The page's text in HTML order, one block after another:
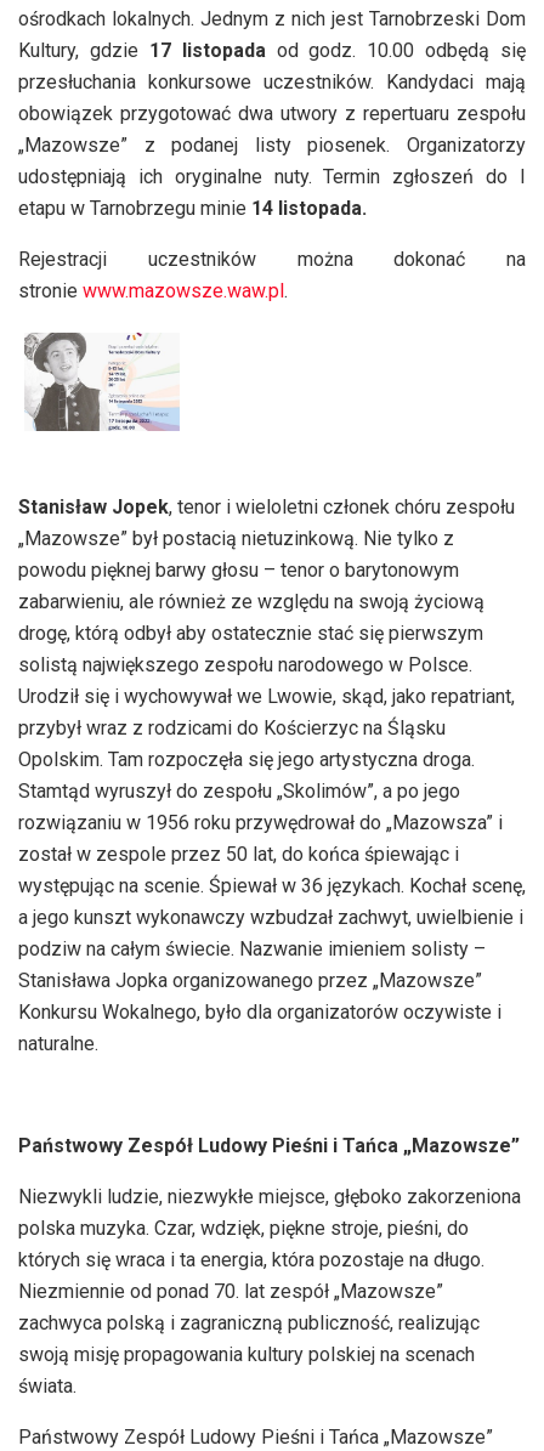
ośrodkach lokalnych. Jednym z nich jest Tarnobrzeski Dom
Kultury, gdzie 17 listopadaod godz. 10.00 odbędą się
przesłuchania konkursowe uczestników. Kandydaci mają
obowiązek przygotować dwa utwory z repertuaru zespołu
„Mazowsze” z podanej listy piosenek. Organizatorzy
udostępniają ich oryginalne nuty. Termin zgłoszeń do I
etapu w Tarnobrzegu minie 14 listopada.
Rejestracji uczestników można dokonać na
stronie www.mazowsze.waw.pl.
Stanisław Jopek, tenor i wieloletni członek chóru zespołu
„Mazowsze” był postacią nietuzinkową. Nie tylko z
powodu pięknej barwy głosu – tenor o barytonowym
zabarwieniu, ale również ze względu na swoją życiową
drogę, którą odbył aby ostatecznie stać się pierwszym
solistą największego zespołu narodowego w Polsce.
Urodził się i wychowywał we Lwowie, skąd, jako repatriant,
przybył wraz z rodzicami do Kościerzyc na Śląsku
Opolskim. Tam rozpoczęła się jego artystyczna droga.
Stamtąd wyruszył do zespołu „Skolimów”, a po jego
rozwiązaniu w 1956 roku przywędrował do „Mazowsza” i
został w zespole przez 50 lat, do końca śpiewając i
występując na scenie. Śpiewał w 36 językach. Kochał scenę,
a jego kunszt wykonawczy wzbudzał zachwyt, uwielbienie i
podziw na całym świecie. Nazwanie imieniem solisty –
Stanisława Jopka organizowanego przez „Mazowsze”
Konkursu Wokalnego, było dla organizatorów oczywiste i
naturalne.
Państwowy Zespół Ludowy Pieśni i Tańca „Mazowsze”
Niezwykli ludzie, niezwykłe miejsce, głęboko zakorzeniona
polska muzyka. Czar, wdzięk, piękne stroje, pieśni, do
których się wraca i ta energia, która pozostaje na długo.
Niezmiennie od ponad 70. lat zespół „Mazowsze”
zachwyca polską i zagraniczną publiczność, realizując
swoją misję propagowania kultury polskiej na scenach
świata.
Państwowy Zespół Ludowy Pieśni i Tańca „Mazowsze”